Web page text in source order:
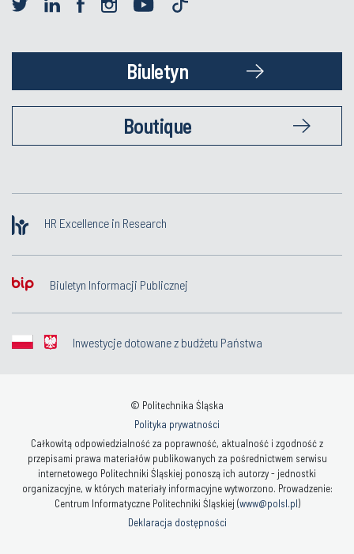
Biuletyn
Boutique
HR Excellence in Research
Biuletyn Informacji Publicznej
Inwestycje dotowane z budżetu Państwa
© Politechnika Śląska
Polityka prywatności
Całkowitą odpowiedzialność za poprawność, aktualność i zgodność z
przepisami prawa materiałów publikowanych za pośrednictwem serwisu
internetowego Politechniki Śląskiej ponoszą ich autorzy - jednostki
organizacyjne, w których materiały informacyjne wytworzono. Prowadzenie:
Centrum Informatyczne Politechniki Śląskiej (www@polsl.pl)
Deklaracja dostępności